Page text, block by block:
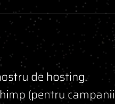
de hosting.
(pentru